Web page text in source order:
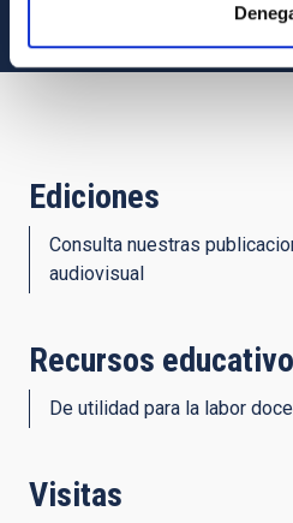
Ediciones
Consulta nuestras
audiovisual
Recursos
De utilidad para la labor
Visitas